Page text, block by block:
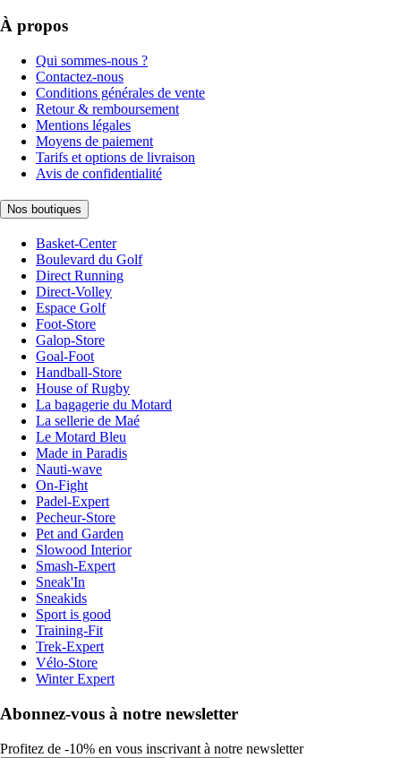
À propos
Qui sommes-nous ?
Contactez-nous
Conditions générales de vente
Retour & remboursement
Mentions légales
Moyens de paiement
Tarifs et options de livraison
Avis de confidentialité
Nos boutiques
Basket-Center
Boulevard du Golf
Direct Running
Direct-Volley
Espace Golf
Foot-Store
Galop-Store
Goal-Foot
Handball-Store
House of Rugby
La bagagerie du Motard
La sellerie de Maé
Le Motard Bleu
Made in Paradis
Nauti-wave
On-Fight
Padel-Expert
Pecheur-Store
Pet and Garden
Slowood Interior
Smash-Expert
Sneak'In
Sneakids
Sport is good
Training-Fit
Trek-Expert
Vélo-Store
Winter Expert
Abonnez-vous à notre newsletter
Profitez de -10% en vous inscrivant à notre newsletter